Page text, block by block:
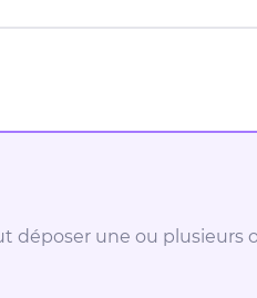
une ou plusieurs